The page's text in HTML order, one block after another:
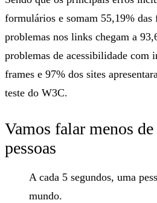
formulários e somam 55,19% das
problemas nos links chegam a
problemas de acessibilidade com
frames e 97% dos sites
teste do W3C.
Vamos falar menos
pessoas
A cada 5 segundos, uma
mundo.